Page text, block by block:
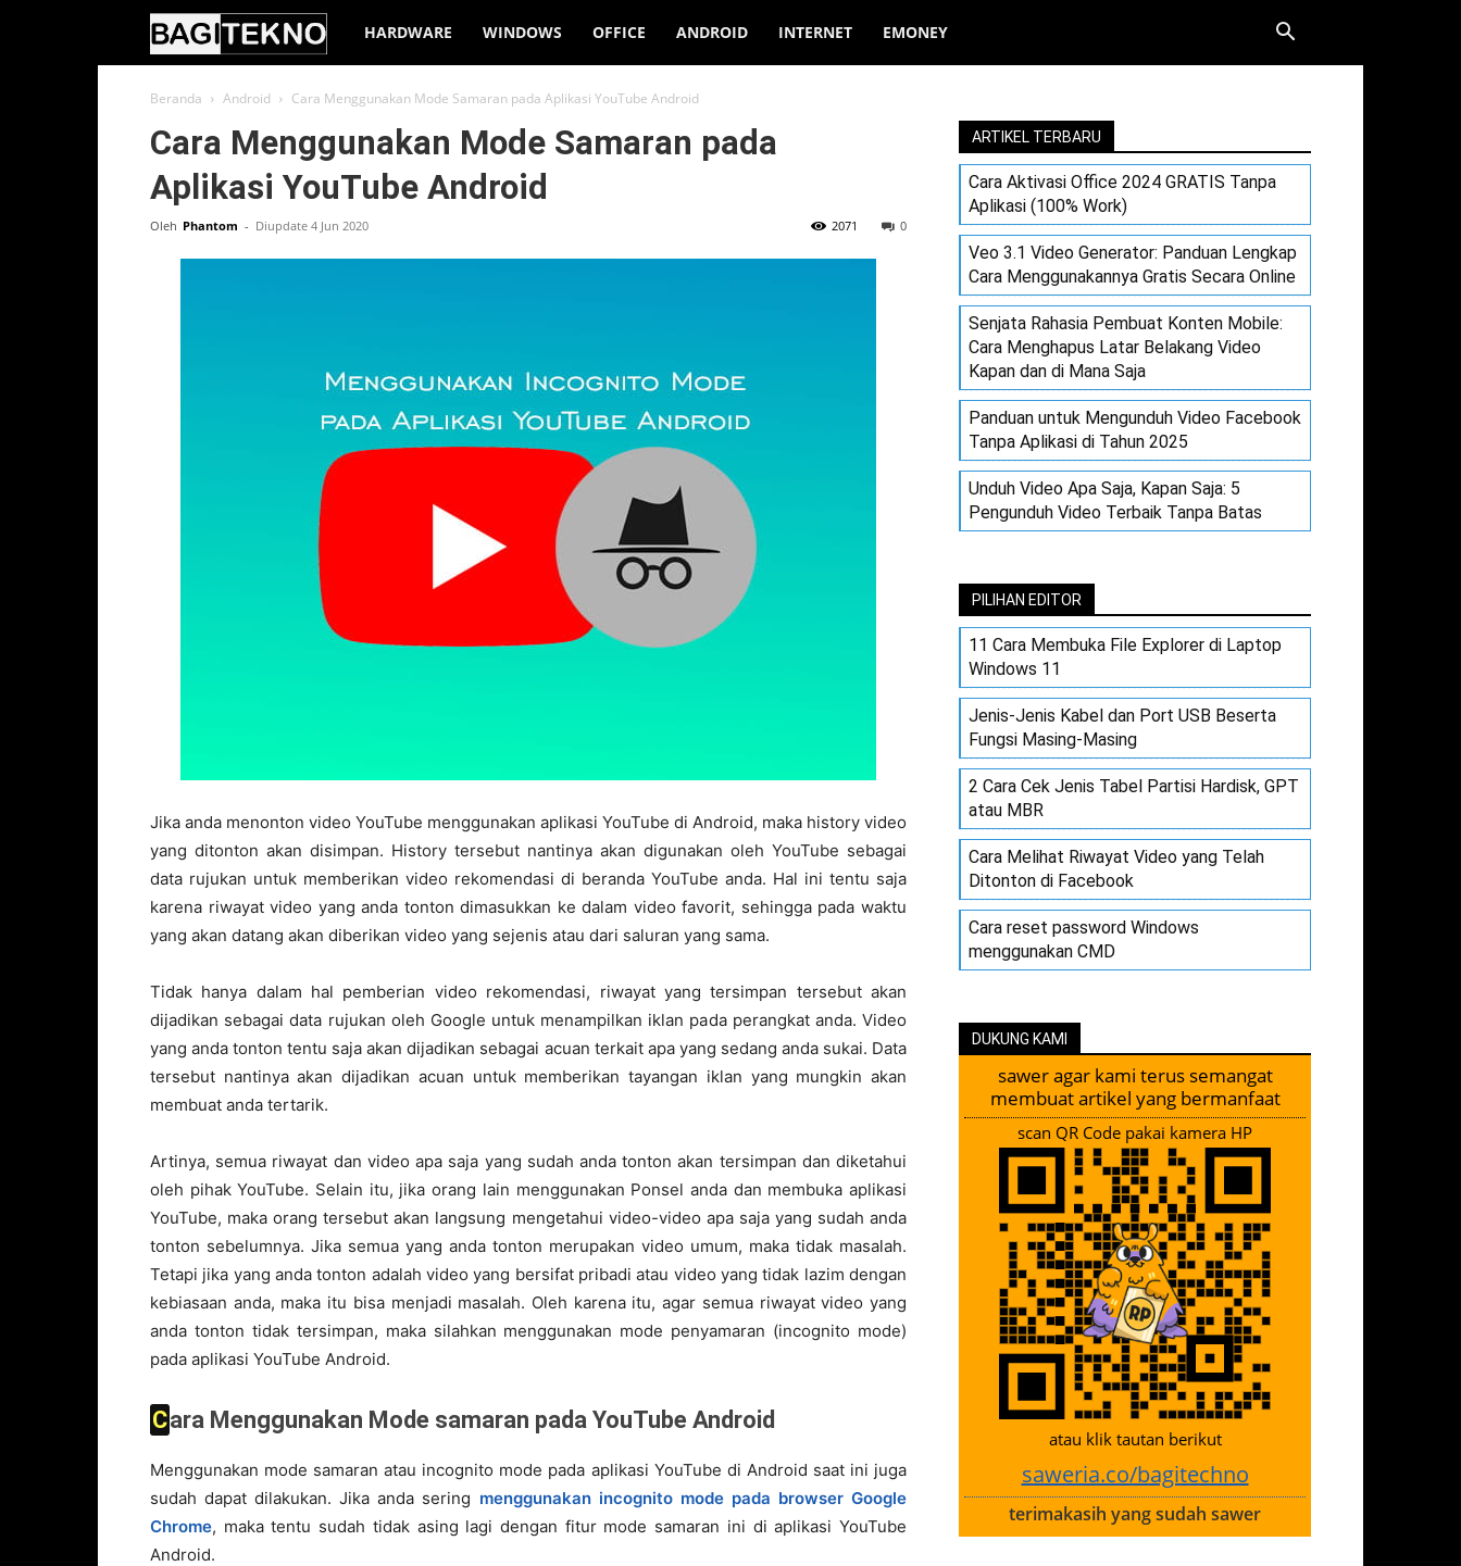
BagiTekno
HARDWARE WINDOWS OFFICE ANDROID INTERNET EMONEY
Beranda Android Cara Menggunakan Mode Samaran pada Aplikasi YouTube Android
Cara Menggunakan Mode Samaran pada
Aplikasi YouTube Android
Oleh Phantom - Diupdate 4 Jun 2020 0
2071
Jika anda menonton video YouTube menggunakan aplikasi YouTube di Android, maka history video
yang ditonton akan disimpan. History tersebut nantinya akan digunakan oleh YouTube sebagai
data rujukan untuk memberikan video rekomendasi di beranda YouTube anda. Hal ini tentu saja
karena riwayat video yang anda tonton dimasukkan ke dalam video favorit, sehingga pada waktu
yang akan datang akan diberikan video yang sejenis atau dari saluran yang sama.
Tidak hanya dalam hal pemberian video rekomendasi, riwayat yang tersimpan tersebut akan
dijadikan sebagai data rujukan oleh Google untuk menampilkan iklan pada perangkat anda. Video
yang anda tonton tentu saja akan dijadikan sebagai acuan terkait apa yang sedang anda sukai. Data
tersebut nantinya akan dijadikan acuan untuk memberikan tayangan iklan yang mungkin akan
membuat anda tertarik.
Artinya, semua riwayat dan video apa saja yang sudah anda tonton akan tersimpan dan diketahui
oleh pihak YouTube. Selain itu, jika orang lain menggunakan Ponsel anda dan membuka aplikasi
YouTube, maka orang tersebut akan langsung mengetahui video-video apa saja yang sudah anda
tonton sebelumnya. Jika semua yang anda tonton merupakan video umum, maka tidak masalah.
Tetapi jika yang anda tonton adalah video yang bersifat pribadi atau video yang tidak lazim dengan
kebiasaan anda, maka itu bisa menjadi masalah. Oleh karena itu, agar semua riwayat video yang
anda tonton tidak tersimpan, maka silahkan menggunakan mode penyamaran (incognito mode)
pada aplikasi YouTube Android.
Cara Menggunakan Mode samaran pada YouTube Android
Menggunakan mode samaran atau incognito mode pada aplikasi YouTube di Android saat ini juga
sudah dapat dilakukan. Jika anda sering menggunakan incognito mode pada browser Google
Chrome, maka tentu sudah tidak asing lagi dengan fitur mode samaran ini di aplikasi YouTube
Android.
ARTIKEL TERBARU
Cara Aktivasi Office 2024 GRATIS Tanpa
Aplikasi (100% Work)
Veo 3.1 Video Generator: Panduan Lengkap
Cara Menggunakannya Gratis Secara Online
Senjata Rahasia Pembuat Konten Mobile:
Cara Menghapus Latar Belakang Video
Kapan dan di Mana Saja
Panduan untuk Mengunduh Video Facebook
Tanpa Aplikasi di Tahun 2025
Unduh Video Apa Saja, Kapan Saja: 5
Pengunduh Video Terbaik Tanpa Batas
PILIHAN EDITOR
11 Cara Membuka File Explorer di Laptop
Windows 11
Jenis-Jenis Kabel dan Port USB Beserta
Fungsi Masing-Masing
2 Cara Cek Jenis Tabel Partisi Hardisk, GPT
atau MBR
Cara Melihat Riwayat Video yang Telah
Ditonton di Facebook
Cara reset password Windows
menggunakan CMD
DUKUNG KAMI
sawer agar kami terus semangat
membuat artikel yang bermanfaat
scan QR Code pakai kamera HP
atau klik tautan berikut
saweria.co/bagitechno
terimakasih yang sudah sawer